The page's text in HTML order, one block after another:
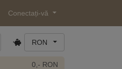
Conectați-vă
RON
0,- RON